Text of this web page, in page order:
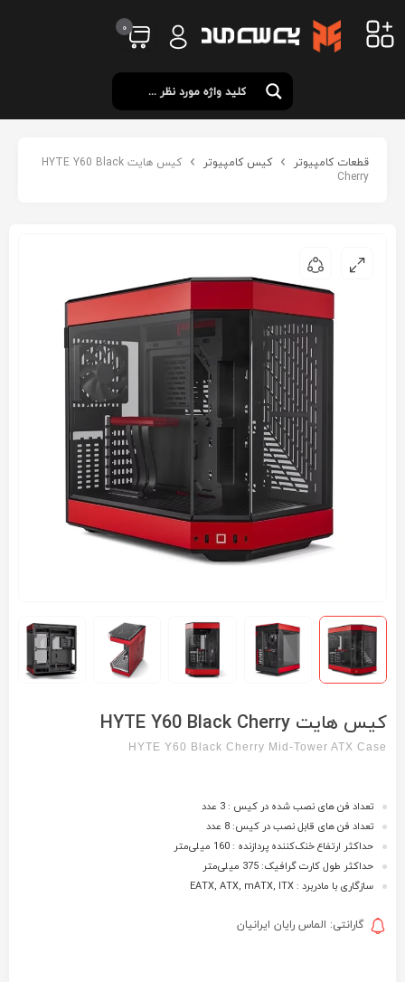
0
قطعات کامپیوتر کیس کامپیوتر
کیس هایت HYTE Y60 Black
Cherry
کیس هایت HYTE Y60 Black Cherry
HYTE Y60 Black Cherry Mid-Tower ATX Case
تعداد فن های نصب شده در کیس : 3 عدد
تعداد فن های قابل نصب در کیس: 8 عدد
حداکثر ارتفاع خنک‌کننده پردازنده : 160 میلی‌متر
حداکثر طول کارت گرافیک: 375 میلی‌متر
سازگاری با مادربرد : EATX, ATX, mATX, ITX
گارانتی: الماس رایان ایرانیان